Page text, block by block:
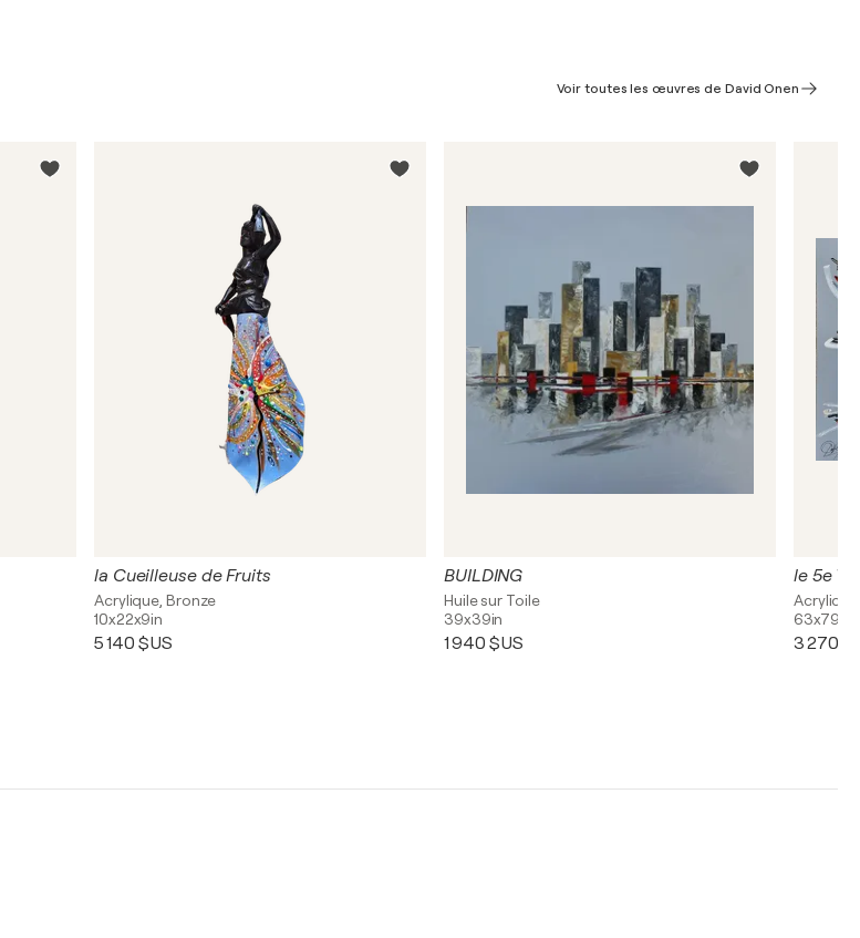
Voir toutes les œuvres de David Onen
la Cueilleuse de Fruits
Acrylique, Bronze
10x22x9in
5 140 $US
BUILDING
Huile sur Toile
39x39in
1 940 $US
le 5e
63x79in
3 270